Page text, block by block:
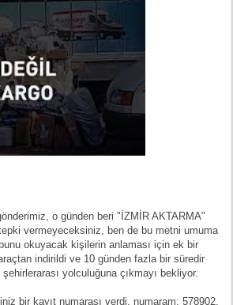
o günden beri "İZMİR AKTARMA"
vermeyeceksiniz, ben de bu metni umuma
okuyacak kişilerin anlaması için ek bir
indirildi ve 10 günden fazla bir süredir
yolculuğuna çıkmayı bekliyor.
bir kayıt numarası verdi, numaram: 578902.